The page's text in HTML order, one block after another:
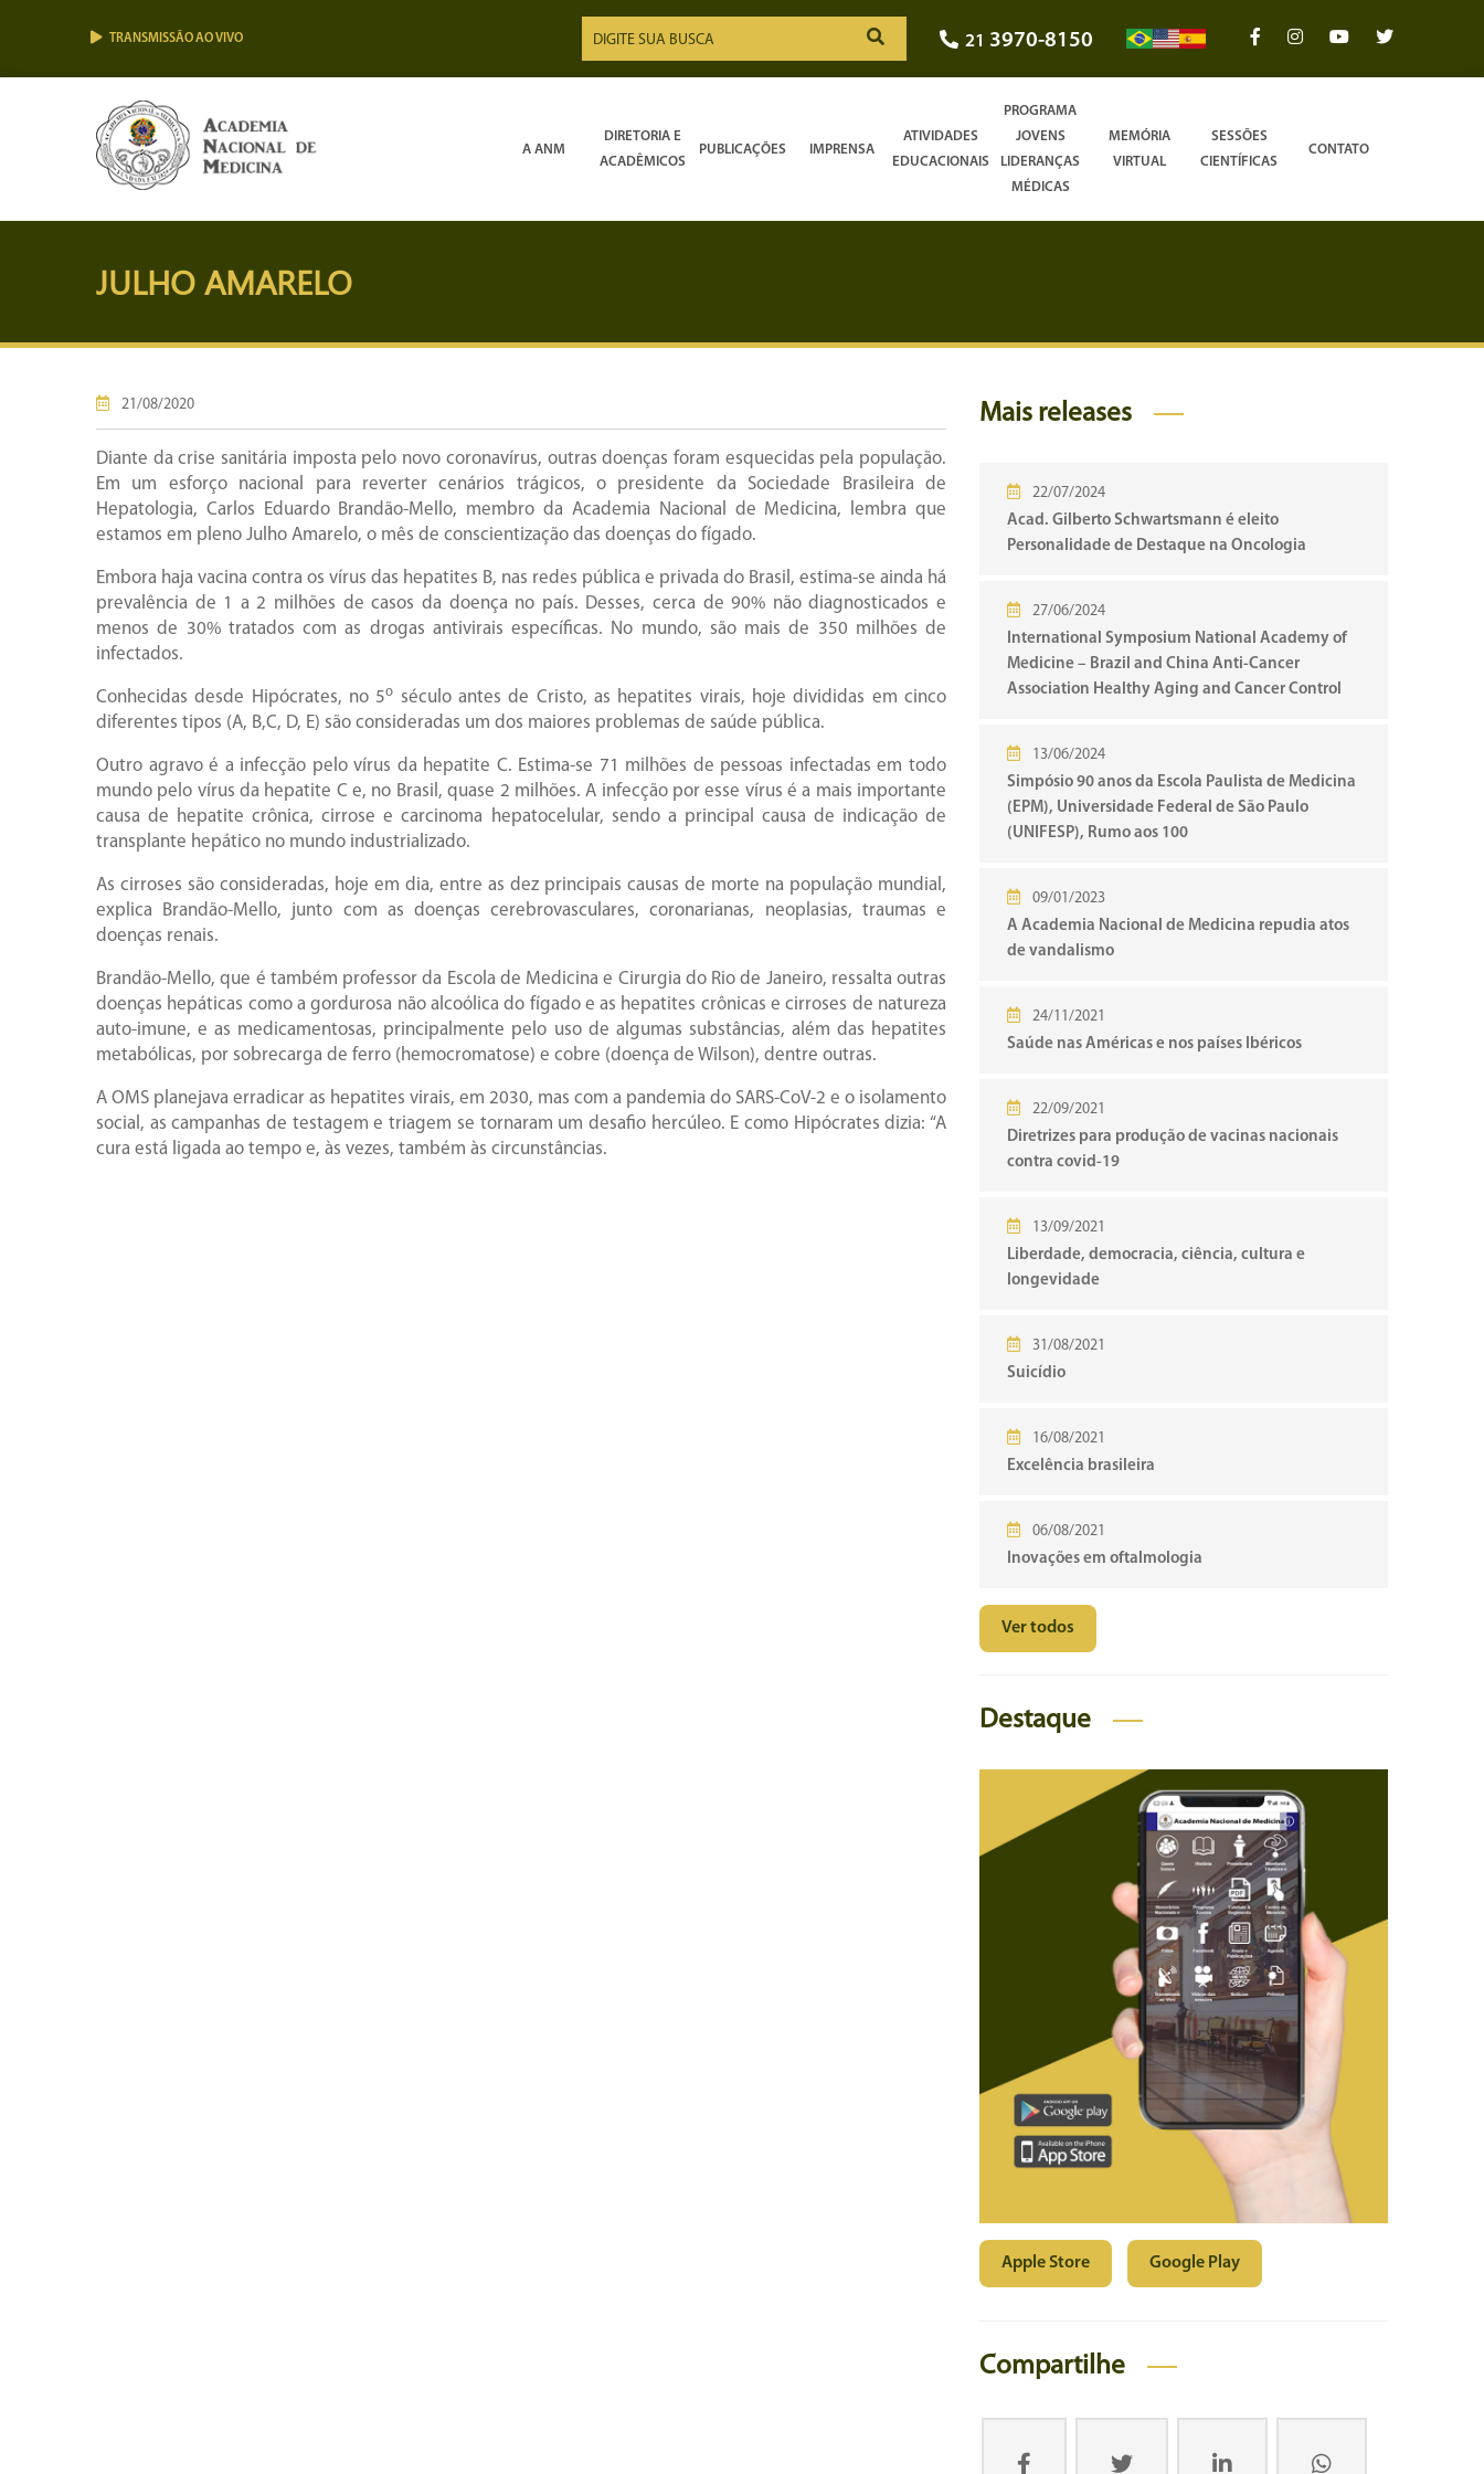
TRANSMISSÃO AO VIVO 21 3970-8150
A ANM
DIRETORIA E
ACADÊMICOS
PUBLICAÇÕES IMPRENSA
ATIVIDADES
EDUCACIONAIS
PROGRAMA
JOVENS
LIDERANÇAS
MÉDICAS
MEMÓRIA
VIRTUAL
SESSÕES
CIENTÍFICAS
CONTATO
JULHO AMARELO
21/08/2020
Diante da crise sanitária imposta pelo novo coronavírus, outras doenças foram esquecidas pela população.
Em um esforço nacional para reverter cenários trágicos, o presidente da Sociedade Brasileira de
Hepatologia, Carlos Eduardo Brandão-Mello, membro da Academia Nacional de Medicina, lembra que
estamos em pleno Julho Amarelo, o mês de conscientização das doenças do fígado.
Embora haja vacina contra os vírus das hepatites B, nas redes pública e privada do Brasil, estima-se ainda há
prevalência de 1 a 2 milhões de casos da doença no país. Desses, cerca de 90% não diagnosticados e
menos de 30% tratados com as drogas antivirais específicas. No mundo, são mais de 350 milhões de
infectados.
Conhecidas desde Hipócrates, no 5o
século antes de Cristo, as hepatites virais, hoje divididas em cinco
diferentes tipos (A, B,C, D, E) são consideradas um dos maiores problemas de saúde pública.
Outro agravo é a infecção pelo vírus da hepatite C. Estima-se 71 milhões de pessoas infectadas em todo
mundo pelo vírus da hepatite C e, no Brasil, quase 2 milhões. A infecção por esse vírus é a mais importante
causa de hepatite crônica, cirrose e carcinoma hepatocelular, sendo a principal causa de indicação de
transplante hepático no mundo industrializado.
As cirroses são consideradas, hoje em dia, entre as dez principais causas de morte na população mundial,
explica Brandão-Mello, junto com as doenças cerebrovasculares, coronarianas, neoplasias, traumas e
doenças renais.
Brandão-Mello, que é também professor da Escola de Medicina e Cirurgia do Rio de Janeiro, ressalta outras
doenças hepáticas como a gordurosa não alcoólica do fígado e as hepatites crônicas e cirroses de natureza
auto-imune, e as medicamentosas, principalmente pelo uso de algumas substâncias, além das hepatites
metabólicas, por sobrecarga de ferro (hemocromatose) e cobre (doença de Wilson), dentre outras.
A OMS planejava erradicar as hepatites virais, em 2030, mas com a pandemia do SARS-CoV-2 e o isolamento
social, as campanhas de testagem e triagem se tornaram um desafio hercúleo. E como Hipócrates dizia: “A
cura está ligada ao tempo e, às vezes, também às circunstâncias.
Mais releases
22/07/2024
Acad. Gilberto Schwartsmann é eleito
Personalidade de Destaque na Oncologia
27/06/2024
International Symposium National Academy of
Medicine – Brazil and China Anti-Cancer
Association Healthy Aging and Cancer Control
13/06/2024
Simpósio 90 anos da Escola Paulista de Medicina
(EPM), Universidade Federal de São Paulo
(UNIFESP), Rumo aos 100
09/01/2023
A Academia Nacional de Medicina repudia atos
de vandalismo
24/11/2021
Saúde nas Américas e nos países Ibéricos
22/09/2021
Diretrizes para produção de vacinas nacionais
contra covid-19
13/09/2021
Liberdade, democracia, ciência, cultura e
longevidade
31/08/2021
Suicídio
16/08/2021
Excelência brasileira
06/08/2021
Inovações em oftalmologia
Ver todos
Destaque
Apple Store Google Play
Compartilhe